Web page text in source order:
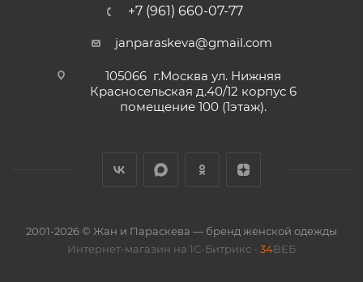
+7 (961) 660-07-77
janparaskeva@gmail.com
105066 г.Москва ул. Нижняя
Красносельская д.40/12 корпус 6
помещение 100 (1этаж).
2001-2026 © Жан и Параскева — бренд женской одежды
Интернет-магазин на 1С-Битрикс - 34ВЕБ